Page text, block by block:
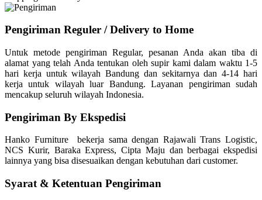
Pengiriman Reguler / Delivery to Home
Untuk metode pengiriman Regular, pesanan Anda akan tiba di
alamat yang telah Anda tentukan oleh supir kami dalam waktu 1-5
hari kerja untuk wilayah Bandung dan sekitarnya dan 4-14 hari
kerja untuk wilayah luar Bandung. Layanan pengiriman sudah
mencakup seluruh wilayah Indonesia.
Pengiriman By Ekspedisi
Hanko Furniture bekerja sama dengan Rajawali Trans Logistic,
NCS Kurir, Baraka Express, Cipta Maju dan berbagai ekspedisi
lainnya yang bisa disesuaikan dengan kebutuhan dari customer.
Syarat & Ketentuan Pengiriman